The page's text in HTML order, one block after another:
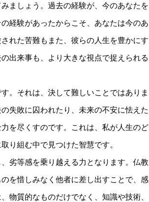
ましょう。過去の経験が、今のあなたを
経験があったからこそ、あなたは今のあ
れた苦難もまた、彼らの人生を豊かにす
出来事も、より大きな視点で捉えられる
。それは、決して難しいことではありま
失敗に囚われたり、未来の不安に怯えた
を尽くすのです。これは、私が人生のど
り組む中で見つけた智慧です。
劣等感を乗り越える力となります。仏教
を惜しみなく他者に差し出すことで、感
物質的なものだけでなく、知識や技術、